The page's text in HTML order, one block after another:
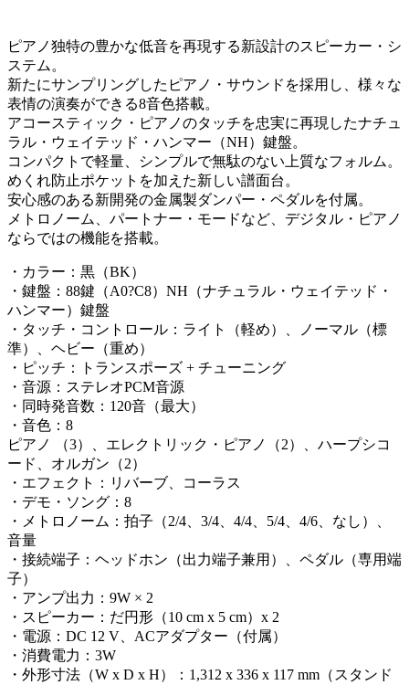
ピアノ独特の豊かな低音を再現する新設計のスピーカー・シ
ステム。
新たにサンプリングしたピアノ・サウンドを採用し、様々な
表情の演奏ができる8音色搭載。
アコースティック・ピアノのタッチを忠実に再現したナチュ
ラル・ウェイテッド・ハンマー（NH）鍵盤。
コンパクトで軽量、シンプルで無駄のない上質なフォルム。
めくれ防止ポケットを加えた新しい譜面台。
安心感のある新開発の金属製ダンパー・ペダルを付属。
メトロノーム、パートナー・モードなど、デジタル・ピアノ
ならではの機能を搭載。
・カラー：黒（BK）
・鍵盤：88鍵（A0?C8）NH（ナチュラル・ウェイテッド・
ハンマー）鍵盤
・タッチ・コントロール：ライト（軽め）、ノーマル（標
準）、ヘビー（重め）
・ピッチ：トランスポーズ + チューニング
・音源：ステレオPCM音源
・同時発音数：120音（最大）
・音色：8
ピアノ （3）、エレクトリック・ピアノ（2）、ハープシコ
ード、オルガン（2）
・エフェクト：リバーブ、コーラス
・デモ・ソング：8
・メトロノーム：拍子（2/4、3/4、4/4、5/4、4/6、なし）、
音量
・接続端子：ヘッドホン（出力端子兼用）、ペダル（専用端
子）
・アンプ出力：9W × 2
・スピーカー：だ円形（10 cm x 5 cm）x 2
・電源：DC 12 V、ACアダプター（付属）
・消費電力：3W
・外形寸法（W x D x H）：1,312 x 336 x 117 mm（スタンド